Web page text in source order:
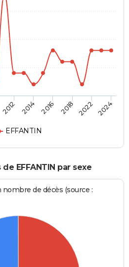
EFFANTIN
2012 2014 2016 2018 2022 2024
EFFANTIN par sexe
de décès (source :